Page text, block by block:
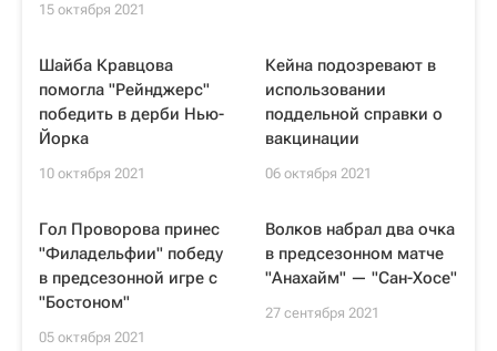
15 октября 2021
Шайба Кравцова
помогла "Рейнджерс"
победить в дерби Нью-
Йорка
10 октября 2021
Кейна подозревают в
использовании
поддельной справки о
вакцинации
06 октября 2021
Гол Проворова принес
"Филадельфии" победу
в предсезонной игре с
"Бостоном"
05 октября 2021
Волков набрал два очка
в предсезонном матче
"Анахайм" — "Сан-Хосе"
27 сентября 2021